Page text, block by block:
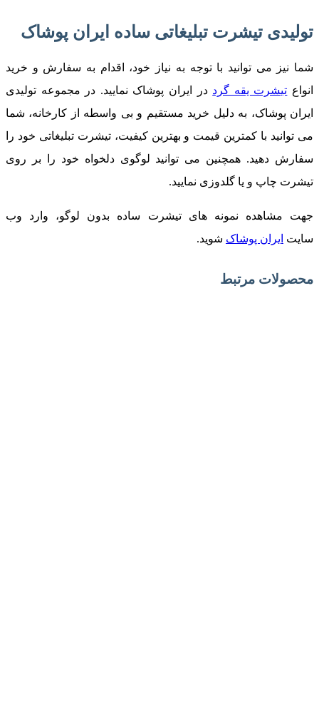
تولیدی تیشرت تبلیغاتی ساده ایران پوشاک
شما نیز می توانید با توجه به نیاز خود، اقدام به سفارش و خرید
انواع تیشرت یقه گرد در ایران پوشاک نمایید. در مجموعه تولیدی
ایران پوشاک، به دلیل خرید مستقیم و بی واسطه از کارخانه، شما
می توانید با کمترین قیمت و بهترین کیفیت، تیشرت تبلیغاتی خود را
سفارش دهید. همچنین می توانید لوگوی دلخواه خود را بر روی
تیشرت چاپ و یا گلدوزی نمایید.
جهت مشاهده نمونه های تیشرت ساده بدون لوگو، وارد وب
سایت ایران پوشاک شوید.
محصولات مرتبط